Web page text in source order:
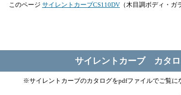
このページ サイレントカーブCS110DV （木目調ボディ・
サイレントカーブ カタ
※サイレントカーブのカタログをpdfファイルでご覧に